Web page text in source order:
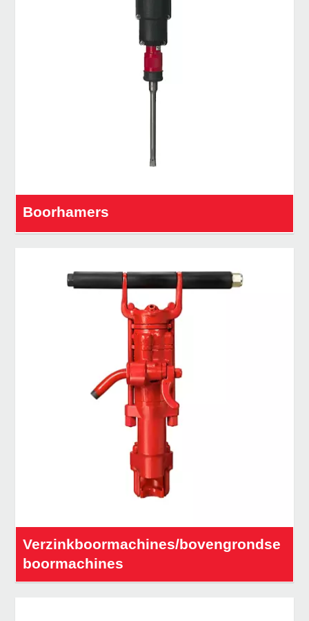
Boorhamers
Verzinkboormachines/bovengrondse
boormachines